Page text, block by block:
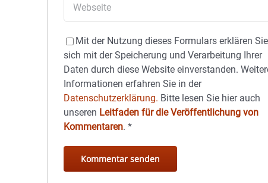
Mit der Nutzung dieses Formulars erklären Sie
sich mit der Speicherung und Verarbeitung Ihrer
Daten durch diese Website einverstanden.
Informationen erfahren Sie in der
Datenschutzerklärung. Bitte lesen Sie hier auch
unseren Leitfaden für die Veröffentlichung von
Kommentaren.*